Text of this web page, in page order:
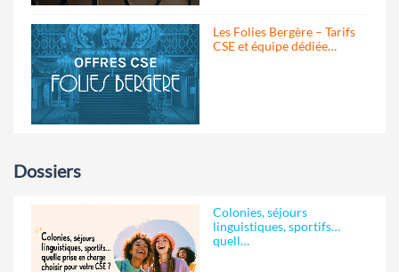
Les Folies Bergère – Tarifs
CSE et équipe dédiée…
Dossiers
Colonies, séjours
linguistiques, sportifs…
quell…